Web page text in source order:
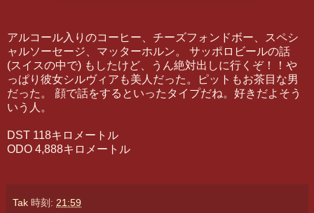
アルコール入りのコーヒー、チーズフォンドボー、スペシ
ャルソーセージ、マッターホルン。 サッポロビールの話
(スイスの中で) もしたけど、うん絶対出しに行くぞ！！や
っぱり彼女シルヴィアも美人だった。ピットもお茶目な男
だった。 顔で話をするといったタイプだね。好きだよそう
いう人。
DST 118キロメートル
ODO 4,888キロメートル
Tak 時刻: 21:59